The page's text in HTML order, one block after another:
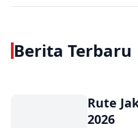
Berita Terbaru
Rute
2026